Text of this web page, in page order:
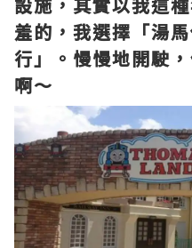
羞的，我選擇「湯
行」。慢慢地開駛
啊～